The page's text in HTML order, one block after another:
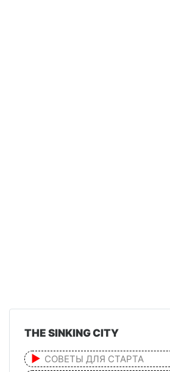
THE SINKING CITY
СОВЕТЫ ДЛЯ СТАРТА